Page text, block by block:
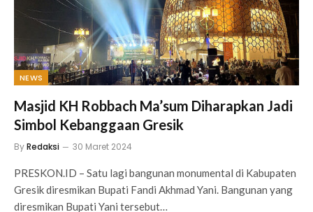
NEWS
Masjid KH Robbach Ma’sum Diharapkan Jadi
Simbol Kebanggaan Gresik
ByRedaksi 30 Maret 2024
PRESKON.ID – Satu lagi bangunan monumental di Kabupaten
Gresik diresmikan Bupati Fandi Akhmad Yani. Bangunan yang
diresmikan Bupati Yani tersebut…